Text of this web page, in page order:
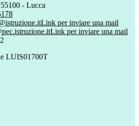
- Lucca
Link per inviare una mail
Link per inviare una mail
LUIS01700T